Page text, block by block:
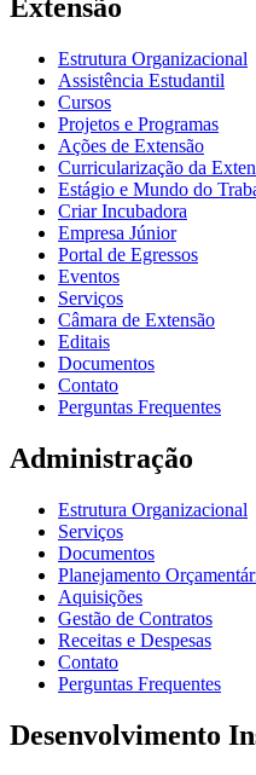
Extensão
Estrutura Organizacional
Assistência Estudantil
Cursos
Projetos e Programas
Ações de Extensão
Curricularização da
Estágio e Mundo do
Criar Incubadora
Empresa Júnior
Portal de Egressos
Eventos
Serviços
Câmara de Extensão
Editais
Documentos
Contato
Perguntas Frequentes
Administração
Estrutura Organizacional
Serviços
Documentos
Planejamento
Aquisições
Gestão de Contratos
Receitas e Despesas
Contato
Perguntas Frequentes
Desenvolvimento